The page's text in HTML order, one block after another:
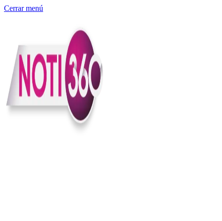
Cerrar menú